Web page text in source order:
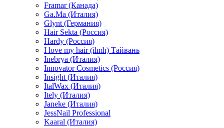
Framar (Канада)
Ga.Ma (Италия)
Glynt (Германия)
Hair Sekta (Россия)
Hardy (Россия)
I love my hair (ilmh) Тайвань
Inebrya (Италия)
Innovator Cosmetics (Россия)
Insight (Италия)
ItalWax (Италия)
Itely (Италия)
Janeke (Италия)
JessNail Professional
Kaaral (Италия)